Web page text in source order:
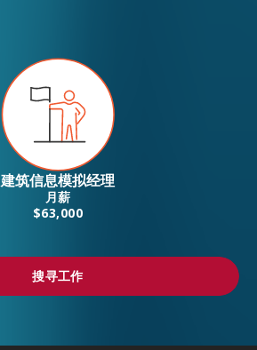
建筑信息模拟经理
月薪
$63,000
搜寻工作
搜寻工作